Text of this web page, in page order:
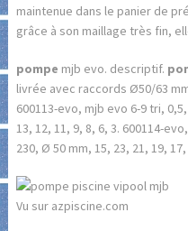
maintenue dans le panier de
grâce à son maillage très fin,
pompe mjb evo. descriptif.
livrée avec raccords Ø50/63
600113-evo, mjb evo 6-9 tri,
13, 12, 11, 9, 8, 6, 3. 600114-
230, Ø 50 mm, 15, 23, 21, 19, 17,
Vu sur azpiscine.com